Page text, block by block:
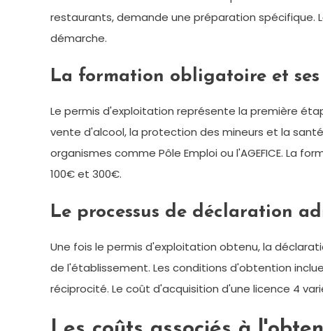
restaurants, demande une préparation
démarche.
La formation obligatoire et
Le permis d'exploitation représente la première
vente d'alcool, la protection des mineurs et la
organismes comme Pôle Emploi ou l'AGEFICE. La
100€ et 300€.
Le processus de déclaration
Une fois le permis d'exploitation obtenu, la
de l'établissement. Les conditions d'obtention
réciprocité. Le coût d'acquisition d'une licence 4